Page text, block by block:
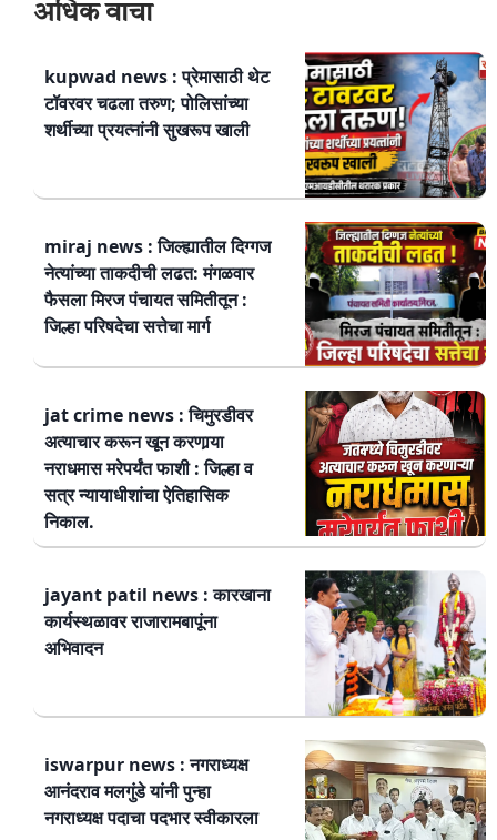
अधिक वाचा
kupwad news : प्रेमासाठी थेट
टॉवरवर चढला तरुण; पोलिसांच्या
शर्थीच्या प्रयत्नांनी सुखरूप खाली
miraj news : जिल्ह्यातील दिग्गज
नेत्यांच्या ताकदीची लढत: मंगळवार
फैसला मिरज पंचायत समितीतून :
जिल्हा परिषदेचा सत्तेचा मार्ग
jat crime news : चिमुरडीवर
अत्याचार करून खून करणार्‍या
नराधमास मरेपर्यंत फाशी : जिल्हा व
सत्र न्यायाधीशांचा ऐतिहासिक
निकाल.
jayant patil news : कारखाना
कार्यस्थळावर राजारामबापूंना
अभिवादन
iswarpur news : नगराध्यक्ष
आनंदराव मलगुंडे यांनी पुन्हा
नगराध्यक्ष पदाचा पदभार स्वीकारला